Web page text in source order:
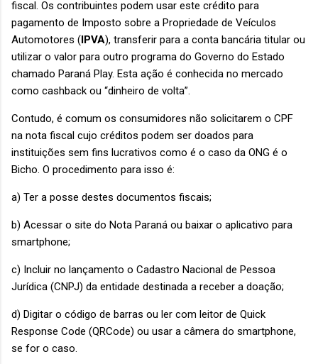
fiscal. Os contribuintes podem usar este crédito para
pagamento de Imposto sobre a Propriedade de Veículos
Automotores (IPVA), transferir para a conta bancária titular ou
utilizar o valor para outro programa do Governo do Estado
chamado Paraná Play. Esta ação é conhecida no mercado
como cashback ou “dinheiro de volta”.
Contudo, é comum os consumidores não solicitarem o CPF
na nota fiscal cujo créditos podem ser doados para
instituições sem fins lucrativos como é o caso da ONG é o
Bicho. O procedimento para isso é:
a) Ter a posse destes documentos fiscais;
b) Acessar o site do Nota Paraná ou baixar o aplicativo para
smartphone;
c) Incluir no lançamento o Cadastro Nacional de Pessoa
Jurídica (CNPJ) da entidade destinada a receber a doação;
d) Digitar o código de barras ou ler com leitor de Quick
Response Code (QRCode) ou usar a câmera do smartphone,
se for o caso.